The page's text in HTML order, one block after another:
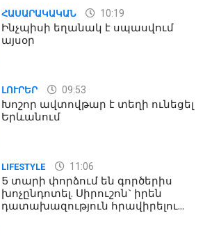
ՀԱՍԱՐԱԿԱԿԱՆ 10:19
Ինչպիսի եղանակ է սպասվում
այսօր
ԼՈՒՐԵՐ 09:53
Խոշոր ավտովթար է տեղի ունեցել
Երևանում
LIFESTYLE 11:06
5 տարի փորձում են գործերիս
խոչընդոտել. Սիրուշոն` իրեն
դատախազություն հրավիրելու